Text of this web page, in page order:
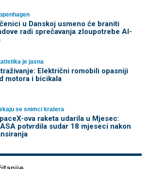
u Danskoj usmeno će braniti
radi sprečavanja zloupotrebe AI-
je jasna
Električni romobili opasniji
motora i bicikala
se snimci kratera
ova raketa udarila u Mjesec:
potvrdila sudar 18 mjeseci nakon